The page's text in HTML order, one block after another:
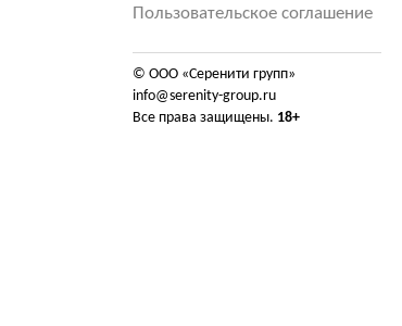
Пользовательское соглашение
© ООО «Серенити групп»
info@serenity-group.ru
Все права защищены. 18+